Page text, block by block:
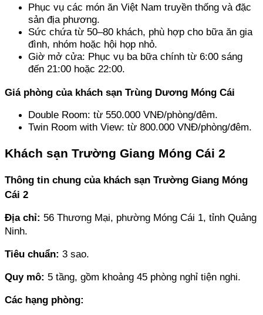
Phục vụ các món ăn Việt Nam truyền thống và đặc
sản địa phương.
Sức chứa từ 50–80 khách, phù hợp cho bữa ăn gia
đình, nhóm hoặc hội họp nhỏ.
Giờ mở cửa: Phục vụ ba bữa chính từ 6:00 sáng
đến 21:00 hoặc 22:00.
Giá phòng của khách sạn Trùng Dương Móng Cái
Double Room: từ 550.000 VNĐ/phòng/đêm.
Twin Room with View: từ 800.000 VNĐ/phòng/đêm.
Khách sạn Trường Giang Móng Cái 2
Thông tin chung của khách sạn Trường Giang Móng
Cái 2
Địa chỉ: 56 Thương Mại, phường Móng Cái 1, tỉnh Quảng
Ninh.
Tiêu chuẩn: 3 sao.
Quy mô: 5 tầng, gồm khoảng 45 phòng nghỉ tiện nghi.
Các hạng phòng: